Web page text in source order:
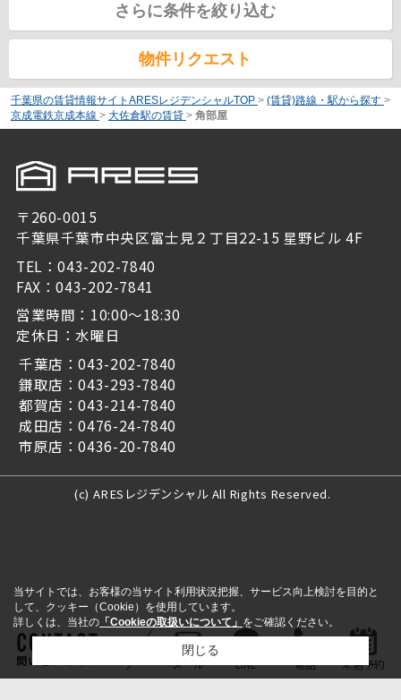
さらに条件を絞り込む
物件リクエスト
千葉県の賃貸情報サイトARESレジデンシャルTOP > (賃貸)路線・駅から探す >
京成電鉄京成本線 > 大佐倉駅の賃貸 > 角部屋
〒260-0015
千葉県千葉市中央区富士見２丁目22-15 星野ビル 4F
TEL：043-202-7840
FAX：043-202-7841
営業時間：10:00～18:30
定休日：水曜日
千葉店：043-202-7840
鎌取店：043-293-7840
都賀店：043-214-7840
成田店：0476-24-7840
市原店：0436-20-7840
(c) ARESレジデンシャル All Rights Reserved.
問い合わせをする メール LINE 電話 来店予約
当サイトでは、お客様の当サイト利用状況把握、サービス向上検討を目的と
して、クッキー（Cookie）を使用しています。
詳しくは、当社の 「Cookieの取扱いについて」 をご確認ください。
閉じる